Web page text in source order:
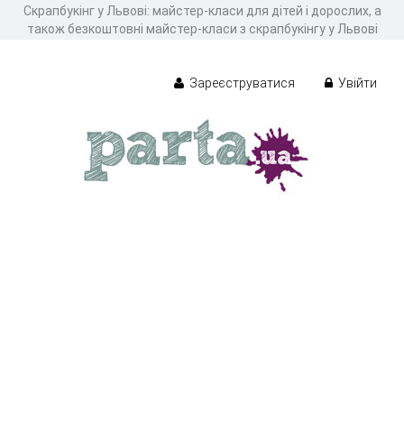
Скрапбукінг у Львові: майстер-класи для дітей і дорослих, а
також безкоштовні майстер-класи з скрапбукінгу у Львові
Зареєструватися Увійти